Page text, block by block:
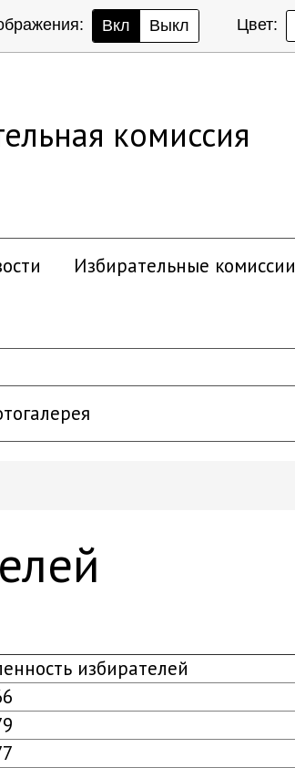
Вкл Выкл Цвет:
комиссия
Избирательные комиссии
избирателей